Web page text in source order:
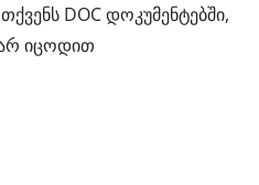
DOC დოკუმენტებში,
იცოდით